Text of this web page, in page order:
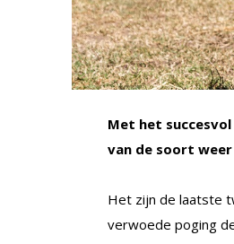
Met het
van de soort
Het zijn de laatste
verwoede poging